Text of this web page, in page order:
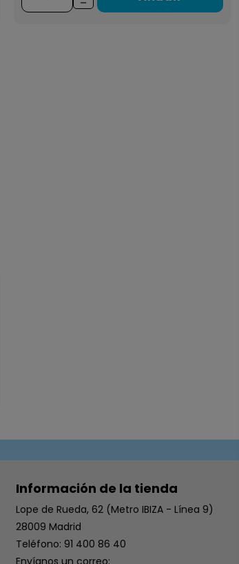
Información de la tienda
Lope de Rueda, 62 (Metro IBIZA - Línea 9)
28009 Madrid
Teléfono: 91 400 86 40
Envíanos un correo: